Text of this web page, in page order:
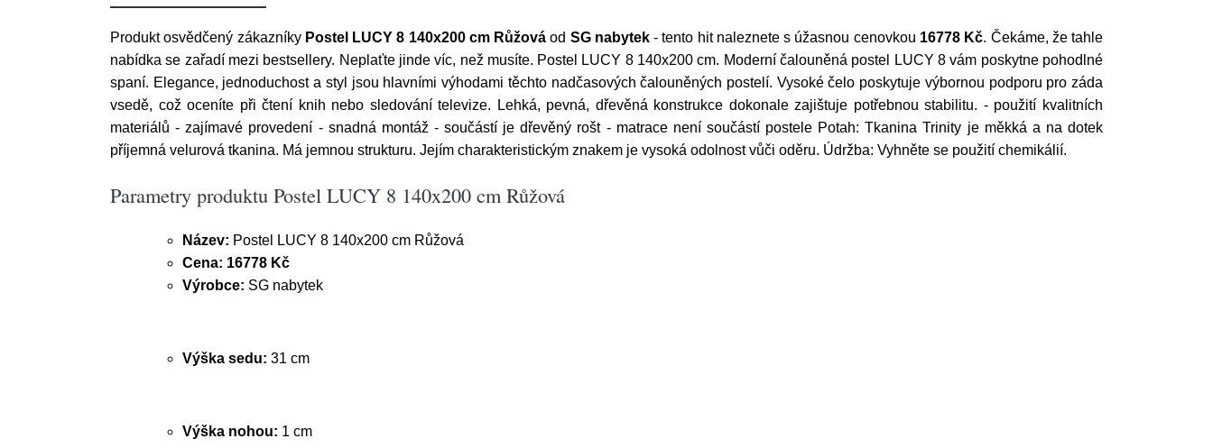
Produkt osvědčený zákazníky Postel LUCY 8 140x200 cm Růžová od SG nabytek- tento hit naleznete s úžasnou cenovkou 16778 Kč. Čekáme, že tahle
nabídka se zařadí mezi bestsellery. Neplaťte jinde víc, než musíte. Postel LUCY 8 140x200 cm. Moderní čalouněná postel LUCY 8 vám poskytne pohodlné
spaní. Elegance, jednoduchost a styl jsou hlavními výhodami těchto nadčasových čalouněných postelí. Vysoké čelo poskytuje výbornou podporu pro záda
vsedě, což oceníte při čtení knih nebo sledování televize. Lehká, pevná, dřevěná konstrukce dokonale zajištuje potřebnou stabilitu. - použití kvalitních
materiálů - zajímavé provedení - snadná montáž - součástí je dřevěný rošt - matrace není součástí postele Potah: Tkanina Trinity je měkká a na dotek
příjemná velurová tkanina. Má jemnou strukturu. Jejím charakteristickým znakem je vysoká odolnost vůči oděru. Údržba: Vyhněte se použití chemikálií.
Parametry produktu Postel LUCY 8 140x200 cm Růžová
Název: Postel LUCY 8 140x200 cm Růžová
Cena: 16778 Kč
Výrobce: SG nabytek
Výška sedu: 31 cm
Výška nohou: 1 cm